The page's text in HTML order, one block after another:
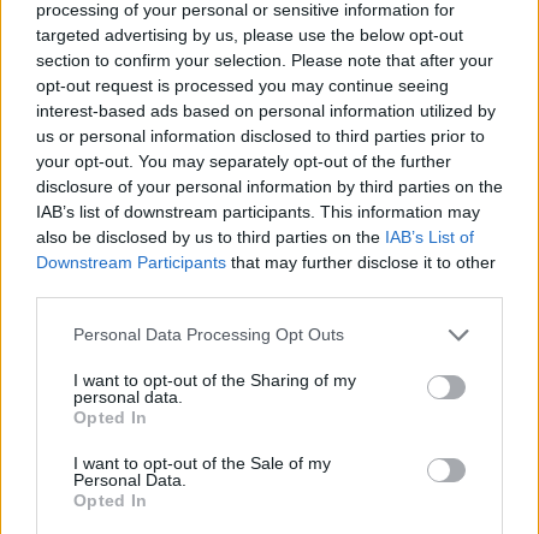
processing of your personal or sensitive information for
targeted advertising by us, please use the below opt-out
section to confirm your selection. Please note that after your
opt-out request is processed you may continue seeing
interest-based ads based on personal information utilized by
us or personal information disclosed to third parties prior to
your opt-out. You may separately opt-out of the further
disclosure of your personal information by third parties on the
IAB’s list of downstream participants. This information may
also be disclosed by us to third parties on the IAB’s List of
Downstream Participants that may further disclose it to other
Personal Data Processing Opt Outs
I want to opt-out of the Sharing of my
personal data.
Opted In
I want to opt-out of the Sale of my
Personal Data.
Opted In
Bastano venti minuti della
ripresa per battere lo Zurigo e
restare aggrappati all'Europa.
06/11/2011
Si decidono oggi a Zurigo i paesi
che ospiteranno i mondiali 2018
e 2022
05/12/2010
Barmettler 6, Thinen 6, Rochat
6; Okonkwo 6, Aegerter 7, Gajic
7 (st 37' Margairaz sv); Djuric 6,5